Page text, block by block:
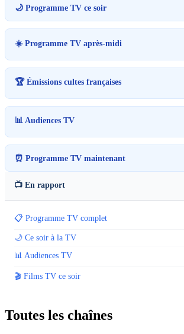
🌙 Programme TV ce soir
☀️ Programme TV après-midi
🏆 Émissions cultes françaises
📊 Audiences TV
⏰ Programme TV maintenant
📺 En rapport
📋 Programme TV complet
🌙 Ce soir à la TV
📊 Audiences TV
🎬 Films TV ce soir
Toutes les chaînes